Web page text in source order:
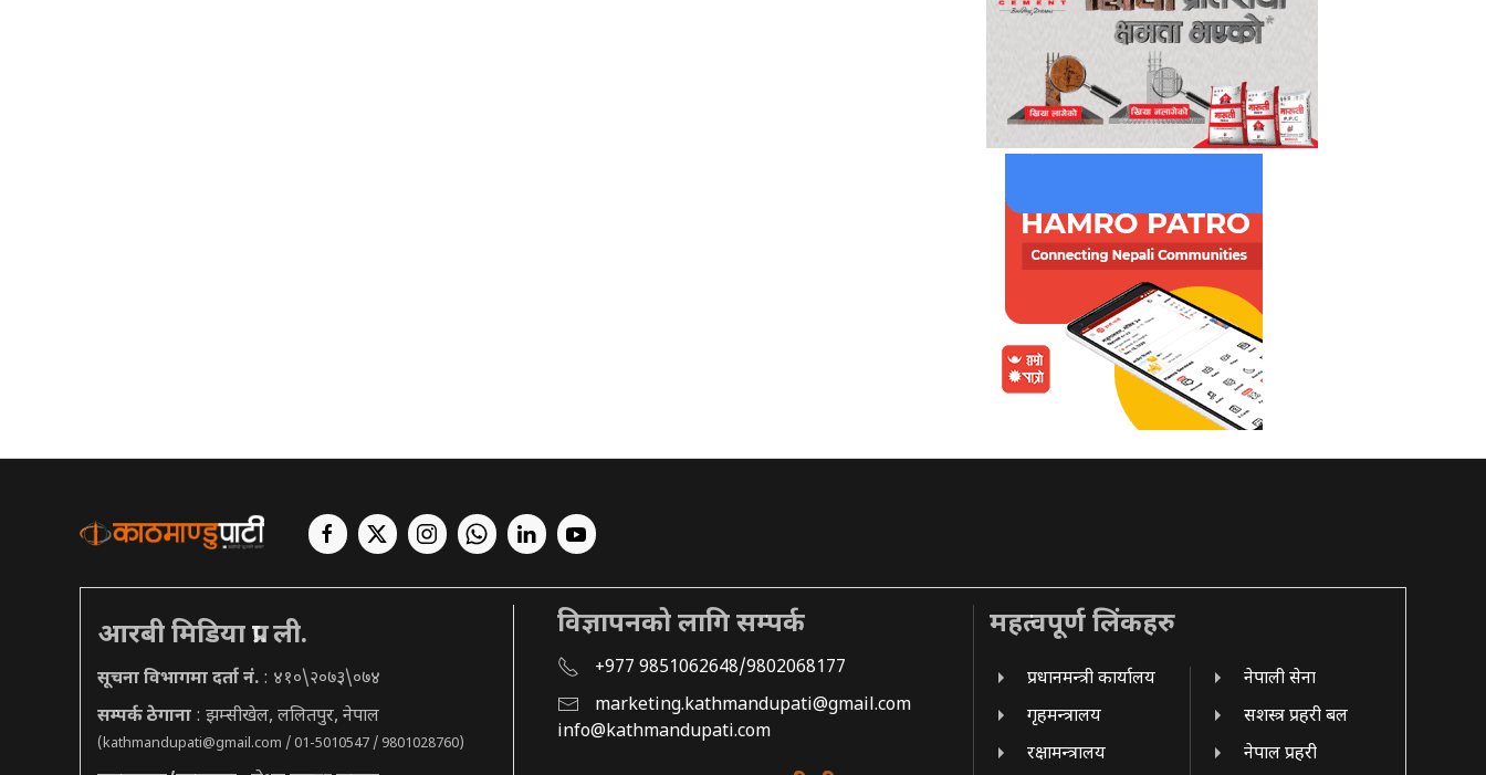
आरबी मिडिया प्रा. ली.
सूचना विभागमा दर्ता नं. : ४१०\२०७३\०७४
सम्पर्क ठेगाना : झम्सीखेल, ललितपुर, नेपाल
(kathmandupati@gmail.com / 01-5010547 / 9801028760)
विज्ञापनको लागि सम्पर्क
+977 9851062648/9802068177
marketing.kathmandupati@gmail.com
info@kathmandupati.com
महत्वपूर्ण लिंकहरु
प्रधानमन्त्री कार्यालय
गृहमन्त्रालय
रक्षामन्त्रालय
नेपाली सेना
सशस्त्र प्रहरी बल
नेपाल प्रहरी